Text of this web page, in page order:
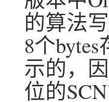
的算法
8个
示的，
位的